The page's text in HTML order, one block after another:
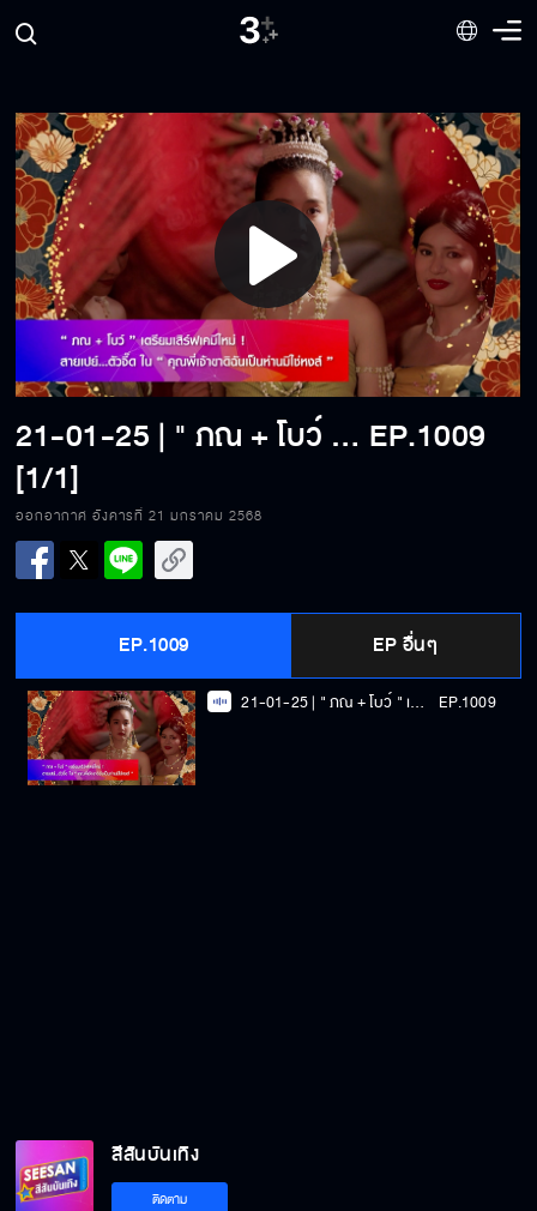
Play
Video
21-01-25 | " ภณ + โบว์ " เตรียมเสิร์ฟเคมีใหม่ ! สายเปย์...ตัวจี๊ด ใน " คุณพี่เจ้าขาดิฉันเป็นห่านมิใช่หงส์ " EP.1009
[1/1]
ออกอากาศ อังคารที่ 21 มกราคม 2568
EP.1009 EP อื่นๆ
21-01-25 | " ภณ + โบว์ " เตรียมเสิร์ฟเคมีใหม่ ! สายเปย์...ตัวจี๊ด ใน " คุณพี่เจ้าขาดิฉันเป็นห่านมิใช่หงส์ " EP.1009
สีสันบันเทิง
ติดตาม